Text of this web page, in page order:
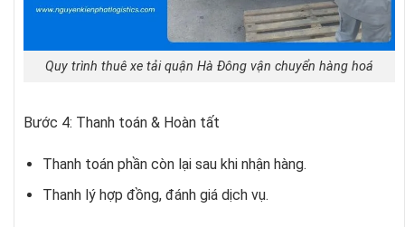
Quy trình thuê xe tải quận Hà Đông vận chuyển hàng hoá
Bước 4: Thanh toán & Hoàn tất
Thanh toán phần còn lại sau khi nhận hàng.
Thanh lý hợp đồng, đánh giá dịch vụ.